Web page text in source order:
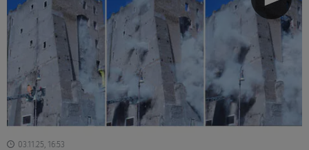
03.11.25, 16:53